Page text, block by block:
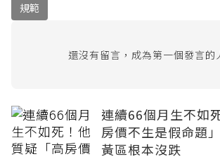
規範
還沒有留言，成為第一個發言的
連續66個月生不如
房價不生是假命題
黃區根本沒跌